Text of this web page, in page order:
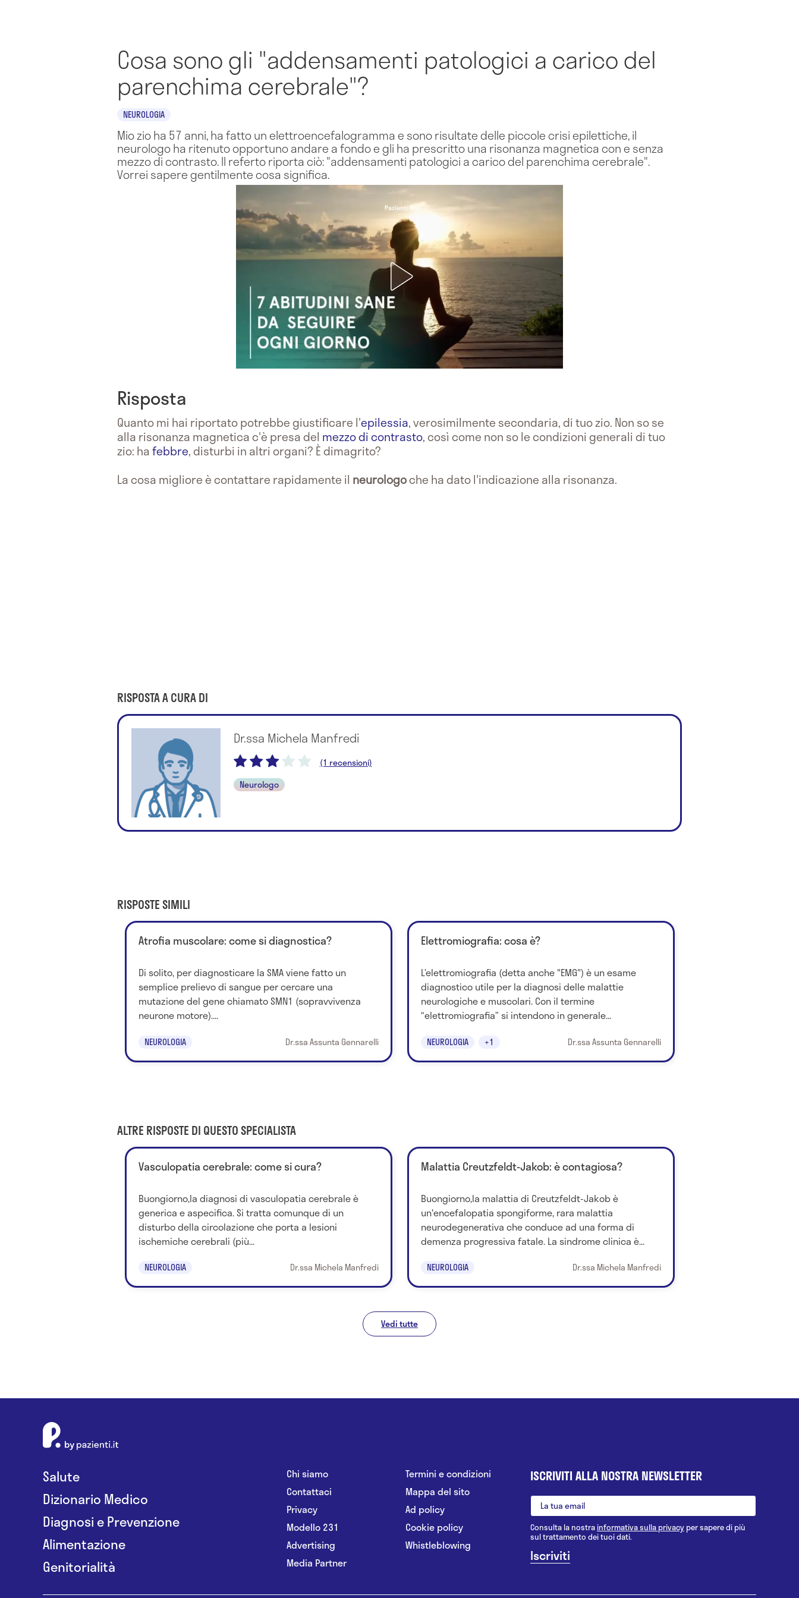
Cosa sono gli "addensamenti patologici a carico del
parenchima cerebrale"?
NEUROLOGIA
Mio zio ha 57 anni, ha fatto un elettroencefalogramma e sono risultate delle piccole crisi epilettiche, il
neurologo ha ritenuto opportuno andare a fondo e gli ha prescritto una risonanza magnetica con e senza
mezzo di contrasto. Il referto riporta ciò: "addensamenti patologici a carico del parenchima cerebrale".
Vorrei sapere gentilmente cosa significa.
Risposta
Quanto mi hai riportato potrebbe giustificare l'epilessia, verosimilmente secondaria, di tuo zio. Non so se
alla risonanza magnetica c'è presa del mezzo di contrasto, così come non so le condizioni generali di tuo
zio: hafebbre, disturbi in altri organi? È dimagrito?
La cosa migliore è contattare rapidamente il neurologoche ha dato l'indicazione alla risonanza.
RISPOSTA A CURA DI
Dr.ssa Michela Manfredi
(1 recensioni)
Neurologo
RISPOSTE SIMILI
Atrofia muscolare: come si diagnostica?
Di solito, per diagnosticare la SMA viene fatto un
semplice prelievo di sangue per cercare una
mutazione del gene chiamato SMN1 (sopravvivenza
neurone motore)....
NEUROLOGIA Dr.ssa Assunta Gennarelli
Elettromiografia: cosa è?
L’elettromiografia (detta anche "EMG") è un esame
diagnostico utile per la diagnosi delle malattie
neurologiche e muscolari. Con il termine
“elettromiografia” si intendono in generale...
NEUROLOGIA +1 Dr.ssa Assunta Gennarelli
ALTRE RISPOSTE DI QUESTO SPECIALISTA
Vasculopatia cerebrale: come si cura?
Buongiorno,la diagnosi di vasculopatia cerebrale è
generica e aspecifica. Si tratta comunque di un
disturbo della circolazione che porta a lesioni
ischemiche cerebrali (più...
NEUROLOGIA Dr.ssa Michela Manfredi
Malattia Creutzfeldt-Jakob: è contagiosa?
Buongiorno,la malattia di Creutzfeldt-Jakob è
un'encefalopatia spongiforme, rara malattia
neurodegenerativa che conduce ad una forma di
demenza progressiva fatale. La sindrome clinica è...
NEUROLOGIA Dr.ssa Michela Manfredi
Vedi tutte
Salute
Dizionario Medico
Diagnosi e Prevenzione
Alimentazione
Genitorialità
Chi siamo
Contattaci
Privacy
Modello 231
Advertising
Media Partner
Termini e condizioni
Mappa del sito
Ad policy
Cookie policy
Whistleblowing
ISCRIVITI ALLA NOSTRA NEWSLETTER
Consulta la nostrainformativa sulla privacy per sapere di più
sul trattamento dei tuoi dati.